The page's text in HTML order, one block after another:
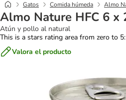
Gatos Comida húmeda Almo
Almo Nature HFC 6 x
Atún y pollo al natural
This is a stars rating area from zero to
Valora el producto